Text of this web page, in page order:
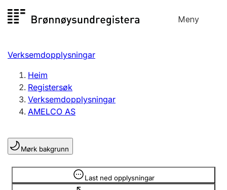
til
Meny
Registersøk
Aksjeselskap
Enkeltpersonføretak
Registrere, endre, slette
Lag og foreining
Registrere, endre, slette
Verksemdopplysningar
Heim
Registersøk
Verksemdopplysningar
AMELCO AS
Mørk bakgrunn
Last ned opplysningar
Opplysninger er skjult